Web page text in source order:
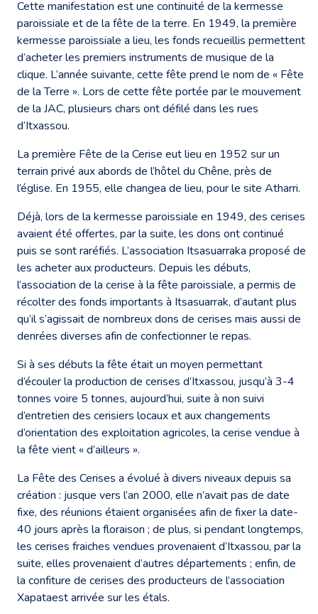
Cette manifestation est une continuité de la kermesse
paroissiale et de la fête de la terre. En 1949, la première
kermesse paroissiale a lieu, les fonds recueillis permettent
d’acheter les premiers instruments de musique de la
clique. L’année suivante, cette fête prend le nom de « Fête
de la Terre ». Lors de cette fête portée par le mouvement
de la JAC, plusieurs chars ont défilé dans les rues
d’Itxassou.
La première Fête de la Cerise eut lieu en 1952 sur un
terrain privé aux abords de l’hôtel du Chêne, près de
l’église. En 1955, elle changea de lieu, pour le site Atharri.
Déjà, lors de la kermesse paroissiale en 1949, des cerises
avaient été offertes, par la suite, les dons ont continué
puis se sont raréfiés. L’association Itsasuarraka proposé de
les acheter aux producteurs. Depuis les débuts,
l’association de la cerise à la fête paroissiale, a permis de
récolter des fonds importants à Itsasuarrak, d’autant plus
qu’il s’agissait de nombreux dons de cerises mais aussi de
denrées diverses afin de confectionner le repas.
Si à ses débuts la fête était un moyen permettant
d’écouler la production de cerises d’Itxassou, jusqu’à 3-4
tonnes voire 5 tonnes, aujourd’hui, suite à non suivi
d’entretien des cerisiers locaux et aux changements
d’orientation des exploitation agricoles, la cerise vendue à
la fête vient « d’ailleurs ».
La Fête des Cerises a évolué à divers niveaux depuis sa
création : jusque vers l’an 2000, elle n’avait pas de date
fixe, des réunions étaient organisées afin de fixer la date-
40 jours après la floraison ; de plus, si pendant longtemps,
les cerises fraiches vendues provenaient d’Itxassou, par la
suite, elles provenaient d’autres départements ; enfin, de
la confiture de cerises des producteurs de l’association
Xapataest arrivée sur les étals.